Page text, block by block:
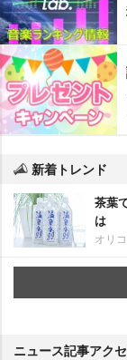
新着トレンド
茶葉
は
オリ
ニュース記事アク